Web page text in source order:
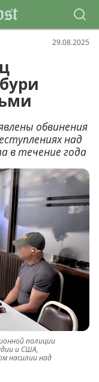
29.08.2025
обвинения
над
в течение года
полиции
и США,
насилии над